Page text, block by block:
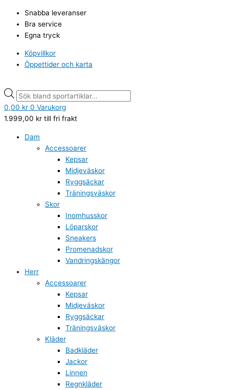
innehåll
Snabba leveranser
Bra service
Egna tryck
Köpvillkor
Öppettider och karta
search
0,00 kr 0 Varukorg
1.999,00 kr till fri frakt
Dam
Accessoarer
Kepsar
Midjeväskor
Ryggsäckar
Träningsväskor
Skor
Inomhusskor
Löparskor
Sneakers
Promenadskor
Vandringskängor
Herr
Accessoarer
Kepsar
Midjeväskor
Ryggsäckar
Träningsväskor
Kläder
Badkläder
Jackor
Linnen
Regnkläder
search